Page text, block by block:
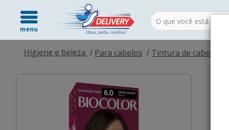
menu
Higiene e beleza Para cabelos Tintura de cabelo